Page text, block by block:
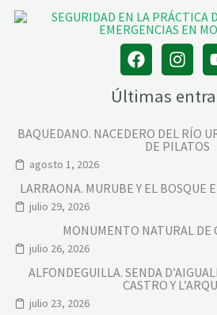
Últimas
BAQUEDANO. NACEDERO DEL RÍO
DE PILATOS
agosto 1, 2026
LARRAONA. MURUBE Y EL BOSQUE
julio 29, 2026
MONUMENTO NATURAL DE
julio 26, 2026
ALFONDEGUILLA. SENDA
CASTRO Y
julio 23, 2026